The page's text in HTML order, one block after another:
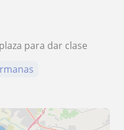
para dar clase